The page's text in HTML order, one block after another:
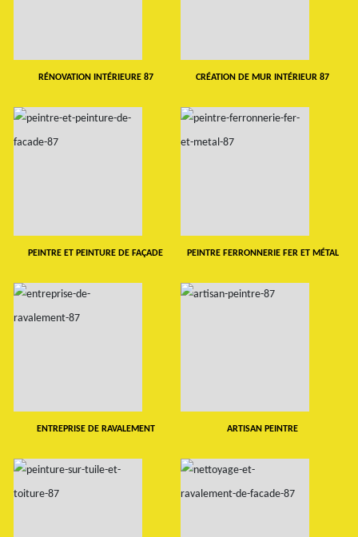
RÉNOVATION INTÉRIEURE 87 CRÉATION DE MUR INTÉRIEUR 87
PEINTRE ET PEINTURE DE FAÇADE PEINTRE FERRONNERIE FER ET MÉTAL
ENTREPRISE DE RAVALEMENT ARTISAN PEINTRE